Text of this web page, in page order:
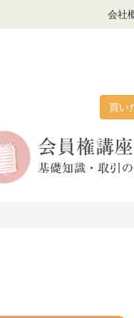
会社
買い